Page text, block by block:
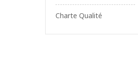
Charte Qualité